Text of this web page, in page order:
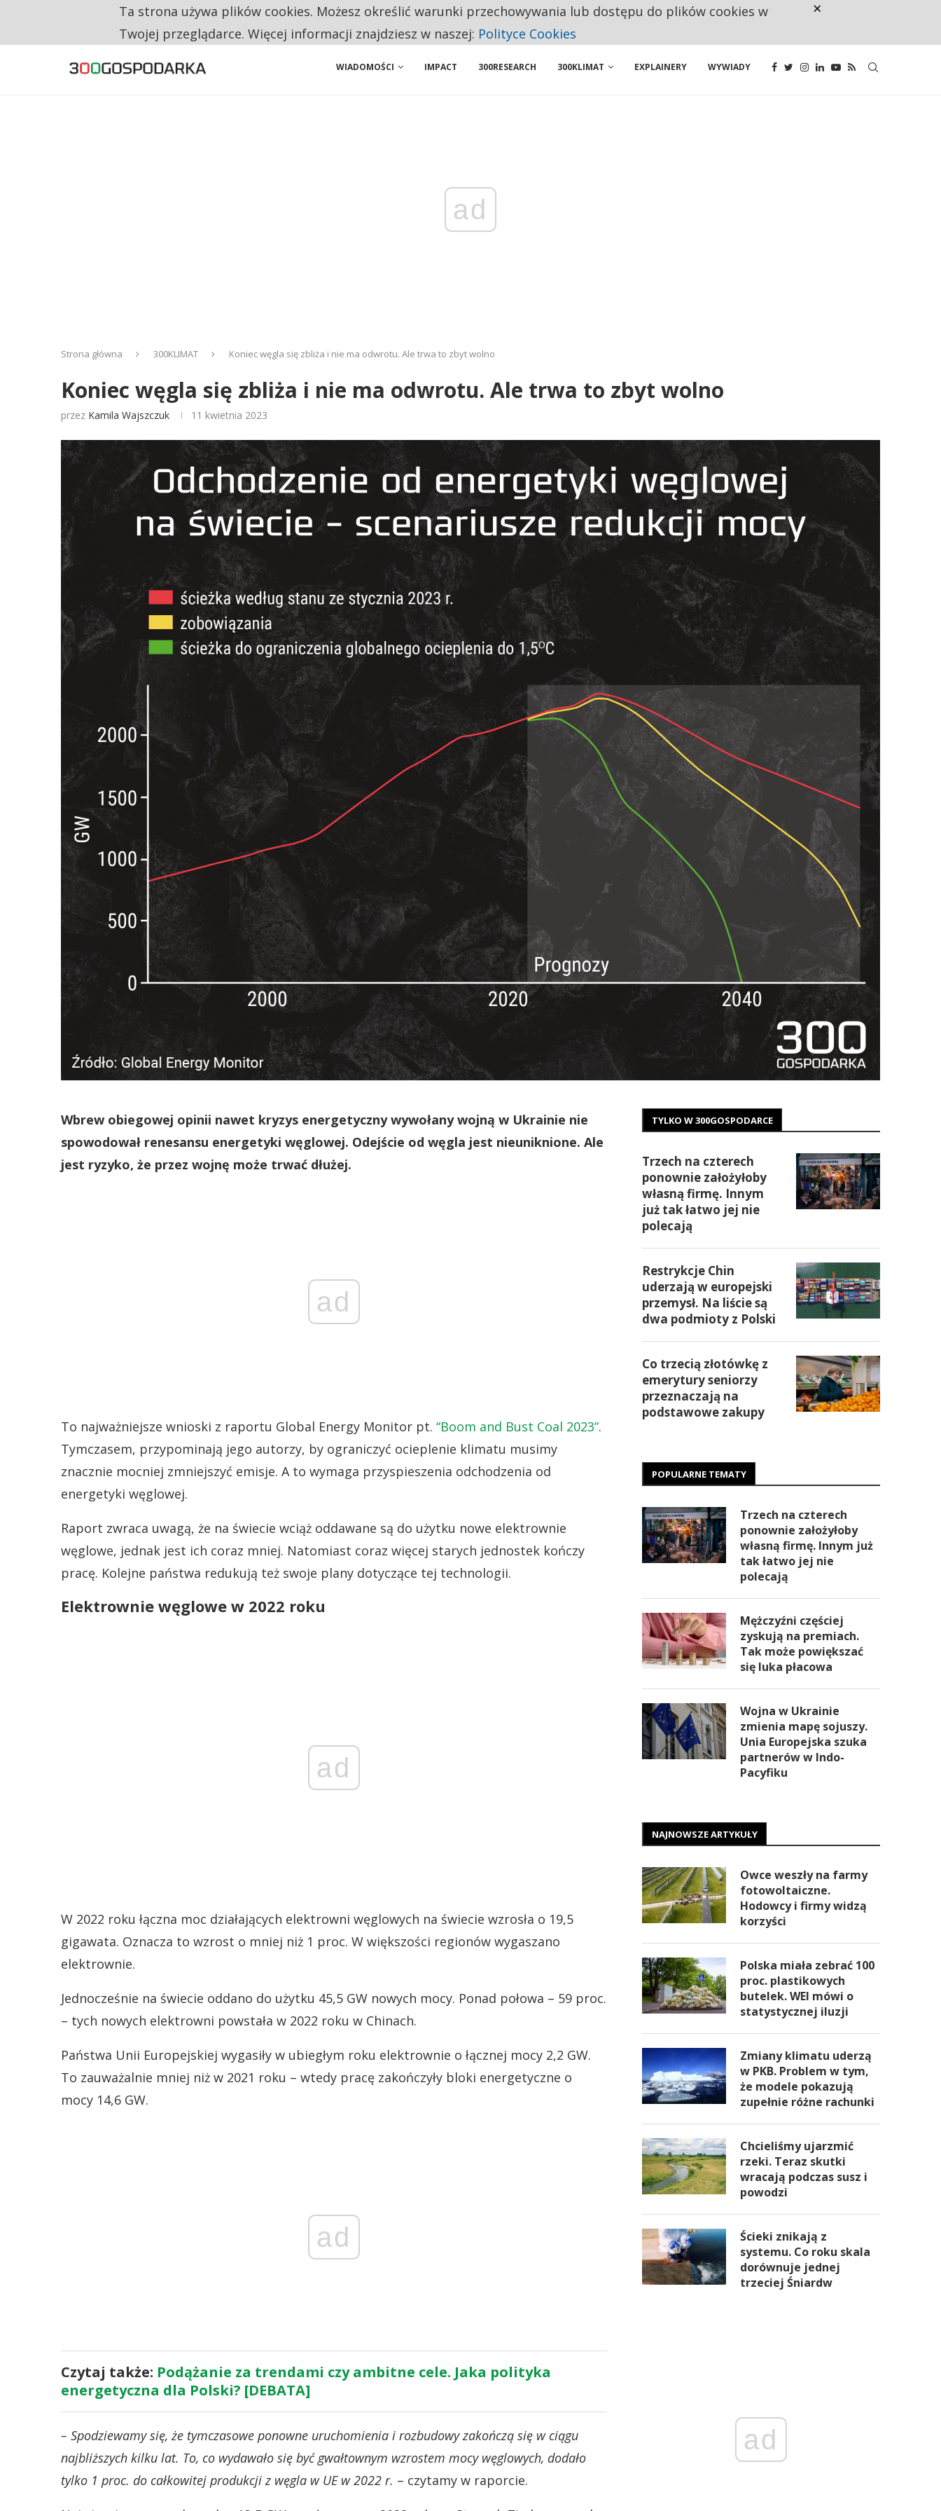
CO TRZECIĄ ZŁOTÓWKĘ Z EMERYTURY SENIORZY PRZEZNACZAJĄ NA PODSTAWOWE ZAKUPY
WIADOMOŚCI IMPACT 300RESEARCH 300KLIMAT EXPLAINERY WYWIADY
ad
Strona główna 300KLIMAT Koniec węgla się zbliża i nie ma odwrotu. Ale trwa to zbyt wolno
Koniec węgla się zbliża i nie ma odwrotu. Ale trwa to zbyt wolno
przez Kamila Wajszczuk 11 kwietnia 2023
Wbrew obiegowej opinii nawet kryzys energetyczny wywołany wojną w Ukrainie nie
spowodował renesansu energetyki węglowej. Odejście od węgla jest nieuniknione. Ale
jest ryzyko, że przez wojnę może trwać dłużej.
ad
To najważniejsze wnioski z raportu Global Energy Monitor pt. “Boom and Bust Coal 2023”.
Tymczasem, przypominają jego autorzy, by ograniczyć ocieplenie klimatu musimy
znacznie mocniej zmniejszyć emisje. A to wymaga przyspieszenia odchodzenia od
energetyki węglowej.
Raport zwraca uwagą, że na świecie wciąż oddawane są do użytku nowe elektrownie
węglowe, jednak jest ich coraz mniej. Natomiast coraz więcej starych jednostek kończy
pracę. Kolejne państwa redukują też swoje plany dotyczące tej technologii.
Elektrownie węglowe w 2022 roku
ad
W 2022 roku łączna moc działających elektrowni węglowych na świecie wzrosła o 19,5
gigawata. Oznacza to wzrost o mniej niż 1 proc. W większości regionów wygaszano
elektrownie.
Jednocześnie na świecie oddano do użytku 45,5 GW nowych mocy. Ponad połowa – 59 proc.
– tych nowych elektrowni powstała w 2022 roku w Chinach.
Państwa Unii Europejskiej wygasiły w ubiegłym roku elektrownie o łącznej mocy 2,2 GW.
To zauważalnie mniej niż w 2021 roku – wtedy pracę zakończyły bloki energetyczne o
mocy 14,6 GW.
ad
Czytaj także: Podążanie za trendami czy ambitne cele. Jaka polityka
energetyczna dla Polski? [DEBATA]
– Spodziewamy się, że tymczasowe ponowne uruchomienia i rozbudowy zakończą się w ciągu
najbliższych kilku lat. To, co wydawało się być gwałtownym wzrostem mocy węglowych, dodało
tylko 1 proc. do całkowitej produkcji z węgla w UE w 2022 r. – czytamy w raporcie.
TYLKO W 300GOSPODARCE
Trzech na czterech
ponownie założyłoby
własną firmę. Innym
już tak łatwo jej nie
polecają
Restrykcje Chin
uderzają w europejski
przemysł. Na liście są
dwa podmioty z Polski
Co trzecią złotówkę z
emerytury seniorzy
przeznaczają na
podstawowe zakupy
POPULARNE TEMATY
Trzech na czterech
ponownie założyłoby
własną firmę. Innym już
tak łatwo jej nie
polecają
Mężczyźni częściej
zyskują na premiach.
Tak może powiększać
się luka płacowa
Wojna w Ukrainie
zmienia mapę sojuszy.
Unia Europejska szuka
partnerów w Indo-
Pacyfiku
NAJNOWSZE ARTYKUŁY
Owce weszły na farmy
fotowoltaiczne.
Hodowcy i firmy widzą
korzyści
Polska miała zebrać 100
proc. plastikowych
butelek. WEI mówi o
statystycznej iluzji
Zmiany klimatu uderzą
w PKB. Problem w tym,
że modele pokazują
zupełnie różne rachunki
Chcieliśmy ujarzmić
rzeki. Teraz skutki
wracają podczas susz i
powodzi
Ścieki znikają z
systemu. Co roku skala
dorównuje jednej
trzeciej Śniardw
ad
Ta strona używa plików cookies. Możesz określić warunki przechowywania lub dostępu do plików cookies w
Twojej przeglądarce. Więcej informacji znajdziesz w naszej: Polityce Cookies
×